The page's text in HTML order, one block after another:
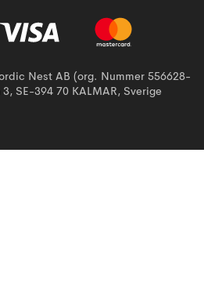
Nest AB (org. Nummer 556628-
SE-394 70 KALMAR, Sverige